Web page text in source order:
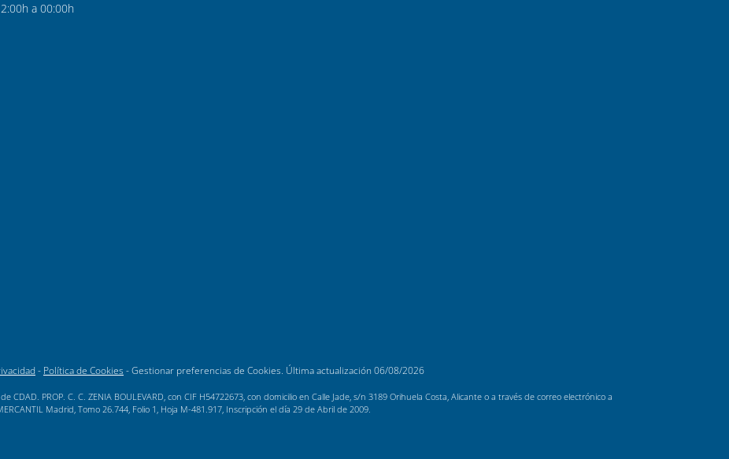
a 00:00h
- Política de Cookies -Gestionar preferencias de Cookies. Última actualización 06/08/2026
PROP. C. C. ZENIA BOULEVARD, con CIF H54722673, con domicilio en Calle Jade, s/n 3189 Orihuela Costa, Alicante o a través de correo electrónico a
Madrid, Tomo 26.744, Folio 1, Hoja M-481.917, Inscripción el día 29 de Abril de 2009.